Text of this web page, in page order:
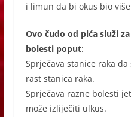
i limun da bi okus bio
Ovo čudo od pića služi
bolesti poput:
Sprječava stanice raka
rast stanica raka.
Sprječava razne bolesti
može izliječiti ulkus.